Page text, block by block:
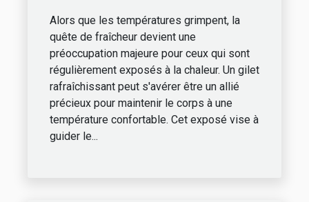
Alors que les températures grimpent, la
quête de fraîcheur devient une
préoccupation majeure pour ceux qui sont
régulièrement exposés à la chaleur. Un gilet
rafraîchissant peut s'avérer être un allié
précieux pour maintenir le corps à une
température confortable. Cet exposé vise à
guider le...